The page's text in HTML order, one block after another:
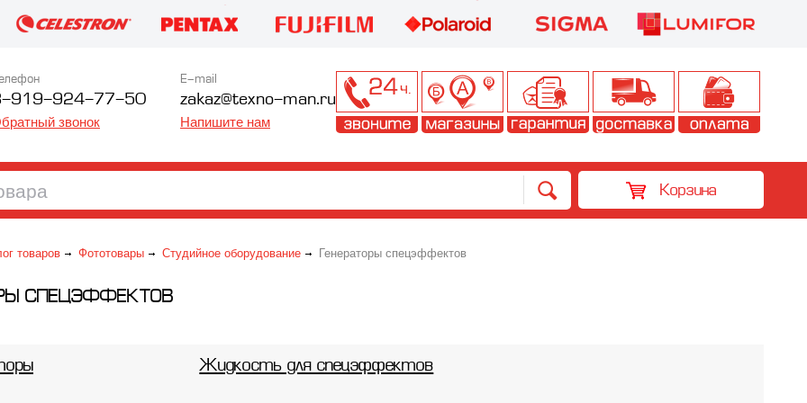
919-924-77-50
звонок
E-mail
zakaz@texno-man.ru
Напишите нам
Корзина
товаров Фототовары Студийное оборудование Генераторы спецэффектов
СПЕЦЭФФЕКТОВ
Жидкость для спецэффектов